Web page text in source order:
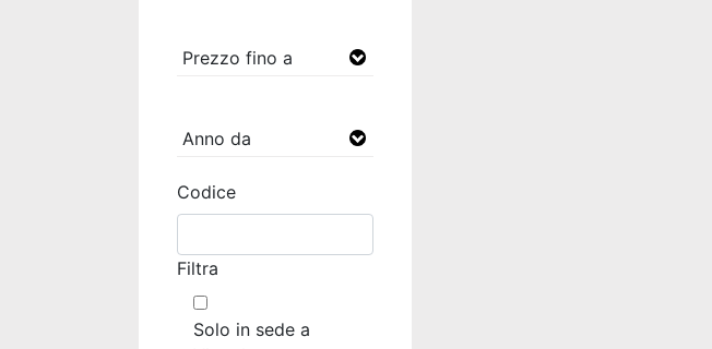
Codice
Filtra
Solo in sede a